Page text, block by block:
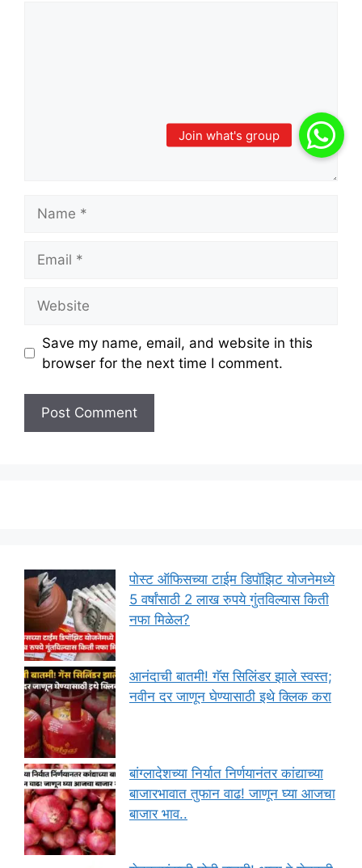
Save my name, email, and website in this
browser for the next time I comment.
पोस्ट ऑफिसच्या टाईम डिपॉझिट योजनेमध्ये
5 वर्षांसाठी 2 लाख रुपये गुंतविल्यास किती
नफा मिळेल?
आनंदाची बातमी! गॅस सिलिंडर झाले स्वस्त;
नवीन दर जाणून घेण्यासाठी इथे क्लिक करा
बांग्लादेशच्या निर्यात निर्णयानंतर कांद्याच्या
बाजारभावात तुफान वाढ! जाणून घ्या आजचा
बाजार भाव..